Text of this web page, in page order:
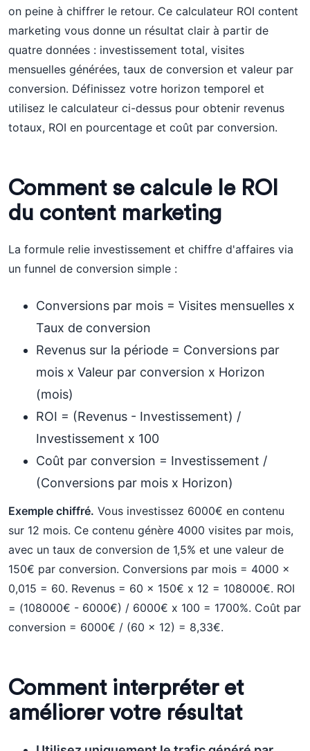
on peine à chiffrer le retour. Ce calculateur ROI content
marketing vous donne un résultat clair à partir de
quatre données : investissement total, visites
mensuelles générées, taux de conversion et valeur par
conversion. Définissez votre horizon temporel et
utilisez le calculateur ci-dessus pour obtenir revenus
totaux, ROI en pourcentage et coût par conversion.
Comment se calcule le ROI
du content marketing
La formule relie investissement et chiffre d'affaires via
un funnel de conversion simple :
Conversions par mois = Visites mensuelles x
Taux de conversion
Revenus sur la période = Conversions par
mois x Valeur par conversion x Horizon
(mois)
ROI = (Revenus - Investissement) /
Investissement x 100
Coût par conversion = Investissement /
(Conversions par mois x Horizon)
Exemple chiffré. Vous investissez 6000€ en contenu
sur 12 mois. Ce contenu génère 4000 visites par mois,
avec un taux de conversion de 1,5% et une valeur de
150€ par conversion. Conversions par mois = 4000 x
0,015 = 60. Revenus = 60 x 150€ x 12 = 108000€. ROI
= (108000€ - 6000€) / 6000€ x 100 = 1700%. Coût par
conversion = 6000€ / (60 x 12) = 8,33€.
Comment interpréter et
améliorer votre résultat